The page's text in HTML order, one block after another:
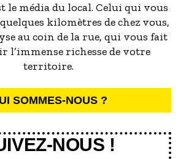
le média du local. Celui qui vous
kilomètres de chez vous,
au coin de la rue, qui vous fait
l’immense richesse de votre
territoire.
SOMMES-NOUS ?
NOUS !